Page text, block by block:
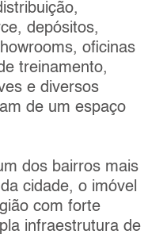
depósitos,
oficinas
treinamento,
e diversos
de um espaço
dos bairros mais
cidade, o imóvel
com forte
infraestrutura de